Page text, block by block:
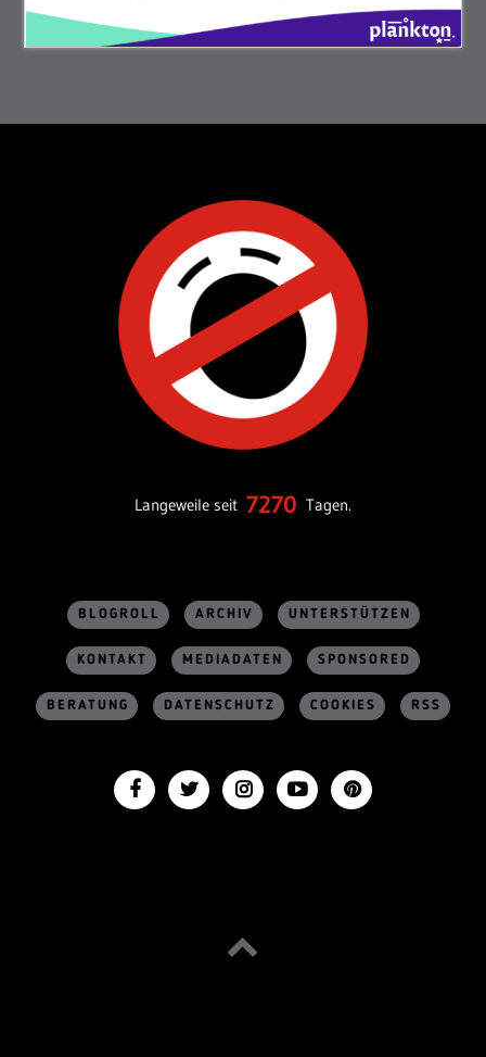
Langeweile seit 7270 Tagen.
BLOGROLL ARCHIV UNTERSTÜTZEN
KONTAKT MEDIADATEN SPONSORED
BERATUNG DATENSCHUTZ COOKIES RSS